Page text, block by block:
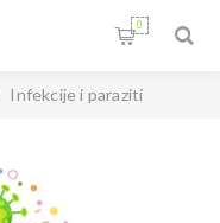
0
Infekcije i paraziti